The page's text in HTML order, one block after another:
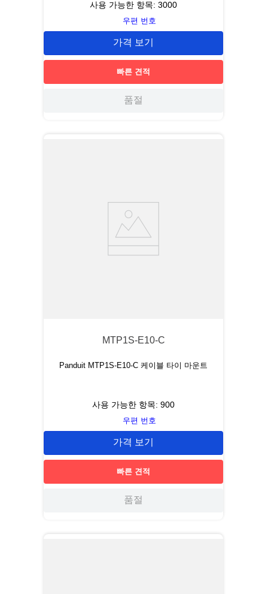
사용 가능한 항목: 3000
우편 번호
가격 보기
빠른 견적
품절
MTP1S-E10-C
Panduit MTP1S-E10-C 케이블 타이 마운트
사용 가능한 항목: 900
우편 번호
가격 보기
빠른 견적
품절